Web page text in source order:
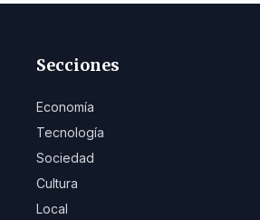
Secciones
Economía
Tecnología
Sociedad
Cultura
Local